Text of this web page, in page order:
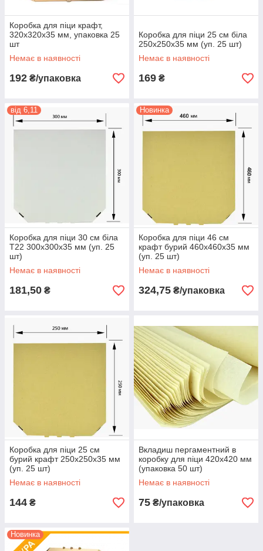
Коробка для піци крафт,
320х320х35 мм, упаковка 25
шт
Немає в наявності
192 ₴/упаковка
Коробка для піци 25 см біла
250х250х35 мм (уп. 25 шт)
Немає в наявності
169 ₴
від 6,11
Коробка для піци 30 см біла
Т22 300х300х35 мм (уп. 25
шт)
Немає в наявності
181,50 ₴
Новинка
Коробка для піци 46 см
крафт бурий 460х460х35 мм
(уп. 25 шт)
Немає в наявності
324,75 ₴/упаковка
Коробка для піци 25 см
бурий крафт 250х250х35 мм
(уп. 25 шт)
Немає в наявності
144 ₴
Вкладиш пергаментний в
коробку для піци 420х420 мм
(упаковка 50 шт)
Немає в наявності
75 ₴/упаковка
Новинка